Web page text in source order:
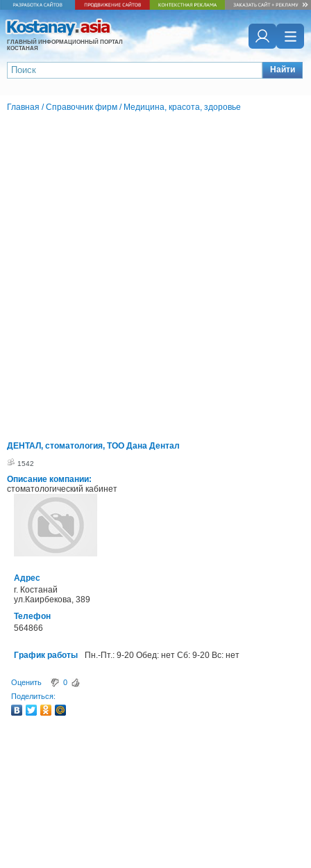
ГЛАВНЫЙ ИНФОРМАЦИОННЫЙ ПОРТАЛ
КОСТАНАЯ
Найти
Главная /Справочник фирм / Медицина, красота, здоровье
ДЕНТАЛ, стоматология, ТОО Дана Дентал
1542
Описание компании:
стоматологический кабинет
Адрес
г. Костанай
ул.Каирбекова, 389
Телефон
564866
График работы Пн.-Пт.: 9-20 Обед: нет Сб: 9-20 Вс: нет
Оценить
0
Поделиться: